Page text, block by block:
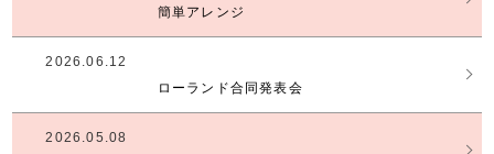
簡単アレンジ
2026.06.12
ローランド合同発表会
2026.05.08